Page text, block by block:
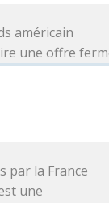
américain
une offre
par la France
une